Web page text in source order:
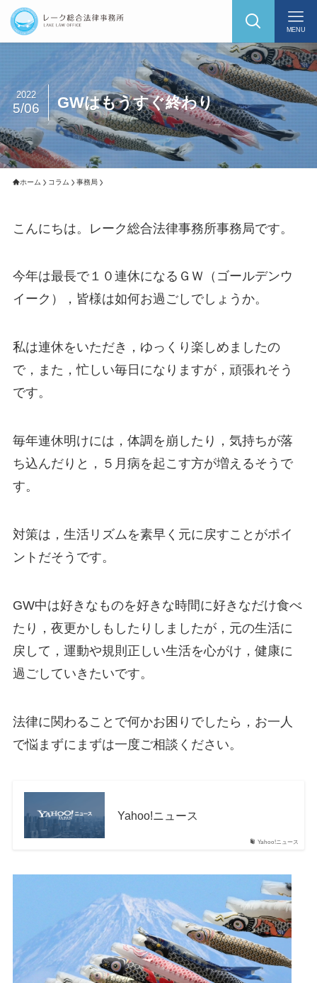
MENU
GWはもうすぐ終わり
2022
5/06
ホーム コラム 事務局
こんにちは。レーク総合法律事務所事務局です。
今年は最長で１０連休になるＧＷ（ゴールデンウ
イーク），皆様は如何お過ごしでしょうか。
私は連休をいただき，ゆっくり楽しめましたの
で，また，忙しい毎日になりますが，頑張れそう
です。
毎年連休明けには，体調を崩したり，気持ちが落
ち込んだりと，５月病を起こす方が増えるそうで
す。
対策は，生活リズムを素早く元に戻すことがポイ
ントだそうです。
GW中は好きなものを好きな時間に好きなだけ食べ
たり，夜更かしもしたりしましたが，元の生活に
戻して，運動や規則正しい生活を心がけ，健康に
過ごしていきたいです。
法律に関わることで何かお困りでしたら，お一人
で悩まずにまずは一度ご相談ください。
Yahoo!ニュース
Yahoo!ニュース